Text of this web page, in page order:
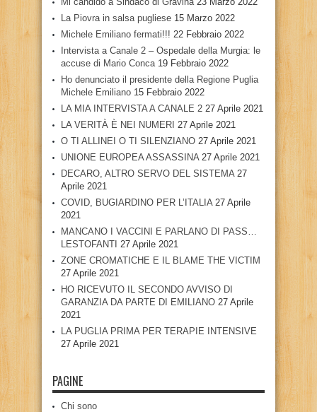
La Piovra in salsa pugliese 15 Marzo 2022
Michele Emiliano fermati!!! 22 Febbraio 2022
Intervista a Canale 2 – Ospedale della Murgia: le
accuse di Mario Conca 19 Febbraio 2022
Ho denunciato il presidente della Regione Puglia
Michele Emiliano 15 Febbraio 2022
LA MIA INTERVISTA A CANALE 2 27 Aprile 2021
LA VERITÀ È NEI NUMERI 27 Aprile 2021
O TI ALLINEI O TI SILENZIANO 27 Aprile 2021
UNIONE EUROPEA ASSASSINA 27 Aprile 2021
DECARO, ALTRO SERVO DEL SISTEMA 27
Aprile 2021
COVID, BUGIARDINO PER L’ITALIA 27 Aprile
2021
MANCANO I VACCINI E PARLANO DI PASS…
LESTOFANTI 27 Aprile 2021
ZONE CROMATICHE E IL BLAME THE VICTIM
27 Aprile 2021
HO RICEVUTO IL SECONDO AVVISO DI
GARANZIA DA PARTE DI EMILIANO 27 Aprile
2021
LA PUGLIA PRIMA PER TERAPIE INTENSIVE
27 Aprile 2021
PAGINE
Chi sono